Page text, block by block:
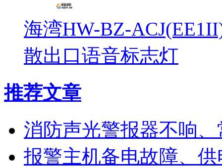
海湾HW-BZ-
散出口语音标志灯
推荐文章
消防声光警报器不响
报警主机备电故障、